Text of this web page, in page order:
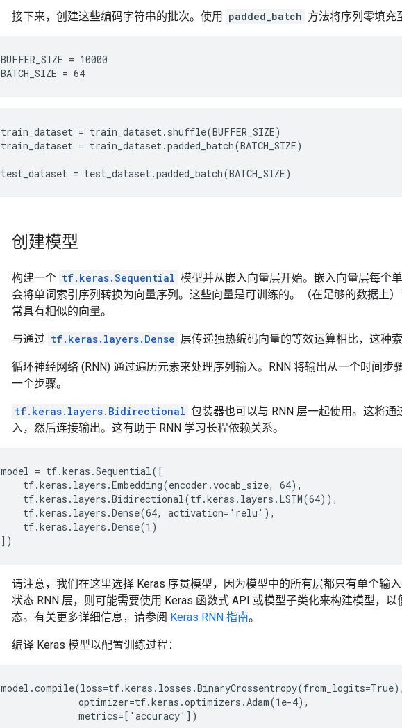
接下来，创建这些编码字符串的批次。使用 padded_batch 方法将序列零填充
BUFFER_SIZE = 10000
train_dataset = train_dataset.shuffle(BUFFER_SIZE)
train_dataset = train_dataset.padded_batch(BATCH_SIZE)
创建模型
构建一个 tf.keras.Sequential 模型并从嵌入向量层开始。嵌入向量层每个
会将单词索引序列转换为向量序列。这些向量是可训练的。（在足够的数据上
常具有相似的向量。
与通过 tf.keras.layers.Dense 层传递独热编码向量的等效运算相比，这种
循环神经网络 (RNN) 通过遍历元素来处理序列输入。RNN 将输出从一个时间步
一个步骤。
tf.keras.layers.Bidirectional 包装器也可以与 RNN 层一起使用。这将通
入，然后连接输出。这有助于 RNN 学习长程依赖关系。
model = tf.keras.Sequential([
    tf.keras.layers.Embedding(encoder.vocab_size, 64),
    tf.keras.layers.Bidirectional(tf.keras.layers.LSTM(64)),
    tf.keras.layers.Dense(64, activation='relu'),
    tf.keras.layers.Dense(1)
请注意，我们在这里选择 Keras 序贯模型，因为模型中的所有层都只有单个输
状态 RNN 层，则可能需要使用 Keras 函数式 API 或模型子类化来构建模型，以
态。有关更多详细信息，请参阅 Keras RNN 指南。
编译 Keras 模型以配置训练过程：
              optimizer=tf.keras.optimizers.Adam(1e-4),